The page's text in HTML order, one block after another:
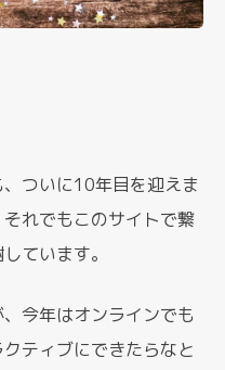
ついに10年目を迎えま
れでもこのサイトで繋
ています。
今年はオンラインでも
ティブにできたらなと